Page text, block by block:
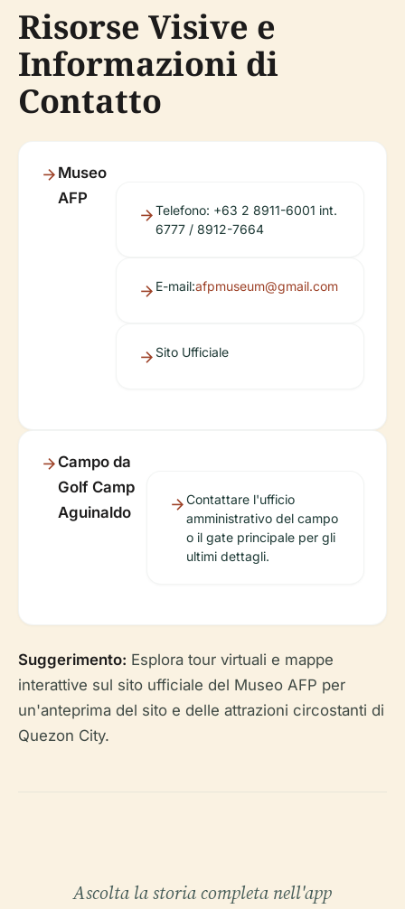
Risorse Visive e
Informazioni di
Contatto
Museo
AFP
Telefono: +63 2 8911-6001 int.
6777 / 8912-7664
E-mail:afpmuseum@gmail.com
Sito Ufficiale
Campo da
Golf Camp
Aguinaldo
Contattare l'ufficio
amministrativo del campo
o il gate principale per gli
ultimi dettagli.
Suggerimento: Esplora tour virtuali e mappe
interattive sul sito ufficiale del Museo AFP per
un'anteprima del sito e delle attrazioni circostanti di
Quezon City.
Ascolta la storia completa nell'app